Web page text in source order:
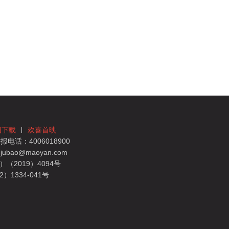
下载
欢喜首映
电话：4006018900
（2019）4094号
）1334-041号